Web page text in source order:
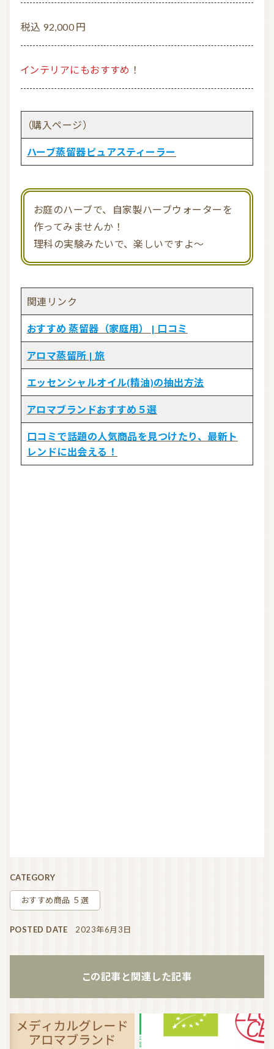
税込 92,000 円
インテリアにもおすすめ ！
（購入ページ）
ハーブ蒸留器ピュアスティーラー
お庭のハーブで、自家製ハーブウォーターを
作ってみませんか！
理科の実験みたいで、楽しいですよ～
関連リンク
おすすめ 蒸留器（家庭用） | 口コミ
アロマ蒸留所 | 旅
エッセンシャルオイル(精油)の抽出方法
アロマブランドおすすめ５選
口コミで話題の人気商品を見つけたり、最新ト
レンドに出会える！
CATEGORY
おすすめ商品 ５選
POSTED DATE 2023年6月3日
この記事と関連した記事